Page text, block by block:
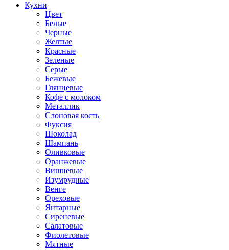
Кухни
Цвет
Белые
Черные
Желтые
Красные
Зеленые
Серые
Бежевые
Глянцевые
Кофе с молоком
Металлик
Слоновая кость
Фуксия
Шоколад
Шампань
Оливковые
Оранжевые
Вишневые
Изумрудные
Венге
Ореховые
Янтарные
Сиреневые
Салатовые
Фиолетовые
Мятные